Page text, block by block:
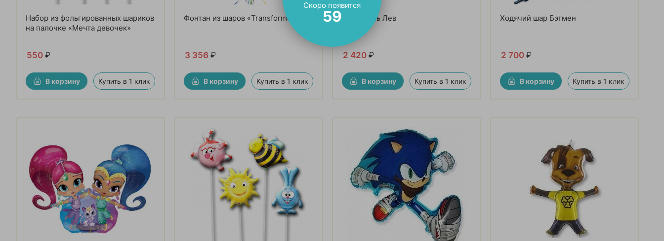
Набор из фольгированных шариков
на палочке «Мечта девочек»
550 ₽
В корзину Купить в 1 клик
Фонтан из шаров «Transformers»
3 356 ₽
В корзину Купить в 1 клик
Хранитель Лев
2 420 ₽
В корзину Купить в 1 клик
Ходячий шар Бэтмен
2 700 ₽
В корзину Купить в 1 клик
Скоро появится
57